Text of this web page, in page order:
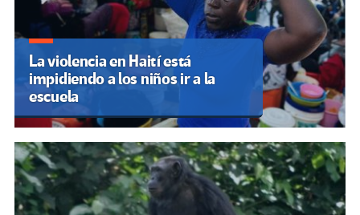
La violencia en Haití está
impidiendo a los niños ir a la
escuela